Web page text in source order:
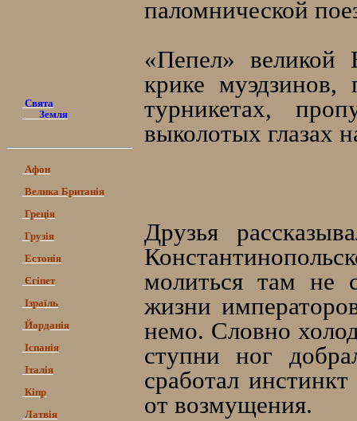
Свята
Земля
Афон
Велика Британія
Греція
Грузія
Естонія
Єгіпет
Ізраїль
Йорданія
Іспанія
Італія
Кіпр
Латвія
паломнической
«Пепел» великой
крике
турникетах,
выколотых глазах
Друзья
молиться там не
жизни
немо. Словно
ступни ног
сработал
от возмущения.